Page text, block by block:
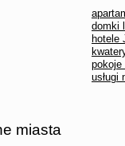
domki
hotele
pokoje
usługi
miasta